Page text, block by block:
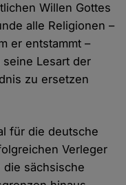
Willen Gottes
alle Religionen –
er entstammt –
Lesart der
zu ersetzen
für die deutsche
Verleger
die sächsische